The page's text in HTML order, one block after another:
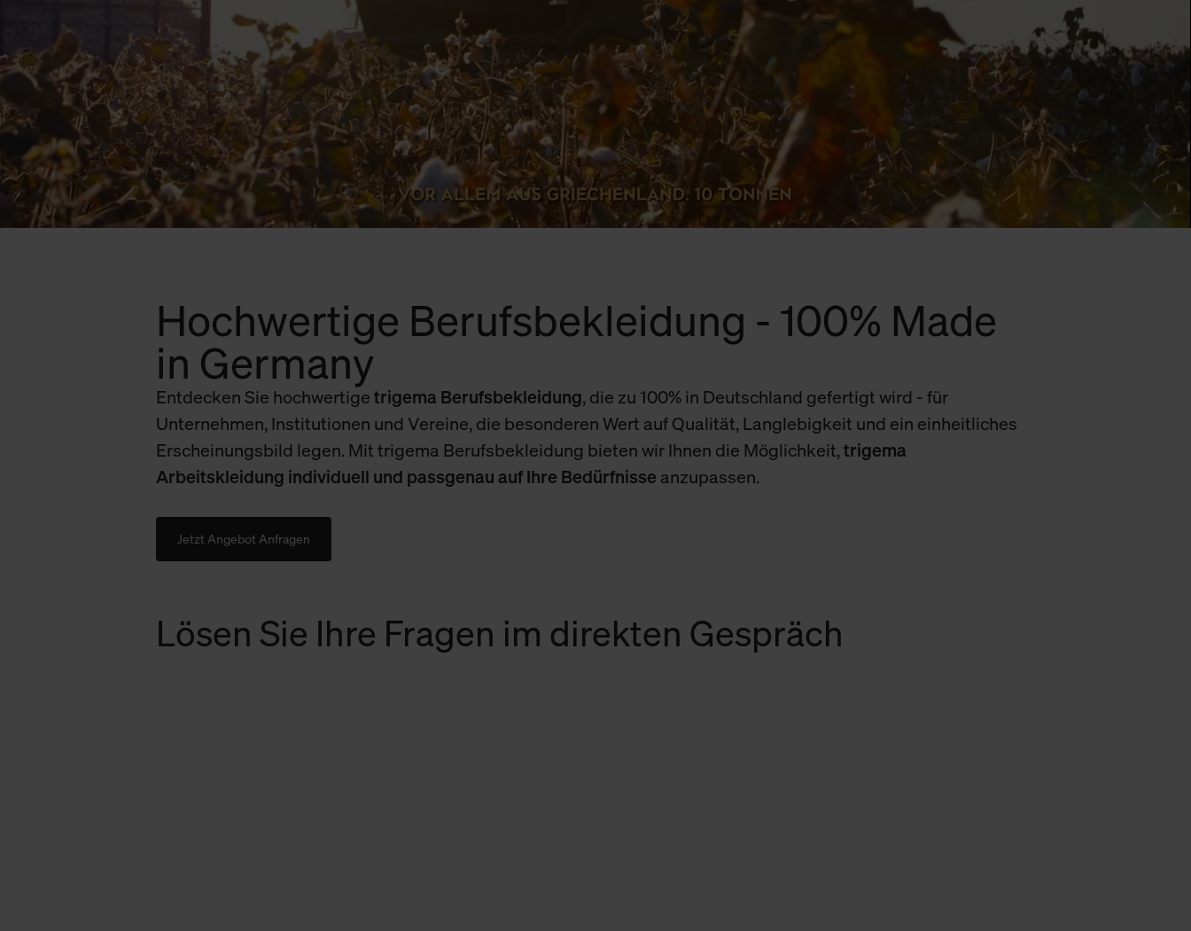
Hochwertige Berufsbekleidung - 100% Made
in Germany
Entdecken Sie hochwertigetrigema Berufsbekleidung, die zu 100% in Deutschland gefertigt wird - für
Unternehmen, Institutionen und Vereine, die besonderen Wert auf Qualität, Langlebigkeit und ein einheitliches
Erscheinungsbild legen. Mit trigema Berufsbekleidung bieten wir Ihnen die Möglichkeit,trigema
Arbeitskleidung individuell und passgenau auf Ihre Bedürfnisse anzupassen.
Jetzt Angebot Anfragen
Lösen Sie Ihre Fragen im direkten Gespräch